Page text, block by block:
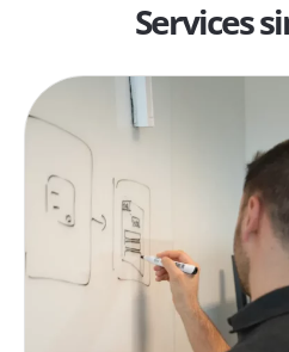
Services